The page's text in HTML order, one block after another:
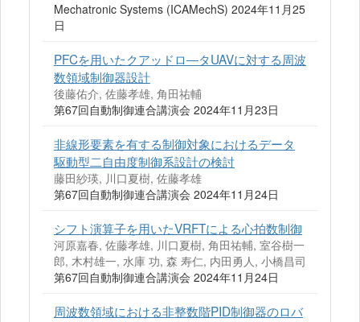
Mechatronic Systems (ICAMechS) 2024年11月25
日
PFCを用いたクアッドロ―タUAVに対する周波
数領域制御器設計
後藤佑介, 佐藤孝雄, 角田祐輔
第67回自動制御連合講演会 2024年11月23日
非線形要素を有する制御対象におけるデータ
駆動型二自由度制御系設計の検討
藤田紗瑛, 川口夏樹, 佐藤孝雄
第67回自動制御連合講演会 2024年11月24日
シフト演算子を用いたVRFTによる心拍数制御
河原嘉春, 佐藤孝雄, 川口夏樹, 角田祐輔, 室谷樹一
郎, 木村雄一, 水庫 功, 森 寿仁, 内田勇人, 小橋昌司
第67回自動制御連合講演会 2024年11月24日
周波数領域における非整数階PID制御器のロバ